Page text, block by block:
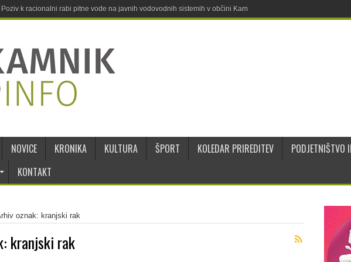
Poziv k racionalni rabi pitne vode na javnih vodovodnih sistemih v občini Kamnik
NOVICE KRONIKA KULTURA ŠPORT KOLEDAR PRIREDITEV
PODJETNIŠTVO
KONTAKT
oznak: kranjski rak
kranjski rak